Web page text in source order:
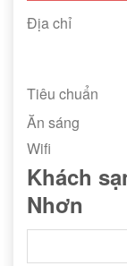
Địa chỉ
Tiêu chuẩn
Ăn sáng
Wifi
Khách
Nhơn